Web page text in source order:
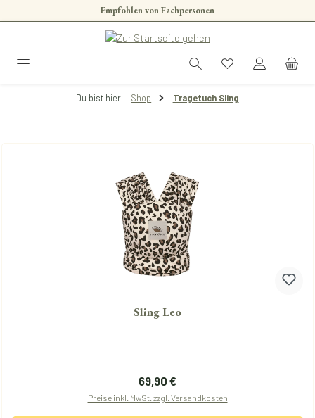
Zum Hauptinhalt springenEmpfohlen von Fachpersonen
Du bist hier: Shop Tragetuch Sling
Sling Leo
Regulärer Preis:
69,90 €
Preise inkl. MwSt. zzgl. Versandkosten